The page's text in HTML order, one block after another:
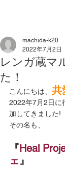
レンガ蔵マ
た！
machida-k20
2022年7月2日
こんにちは、 共
2022年7月2日に
加してきました!
その名も、
『Heal
ェ』